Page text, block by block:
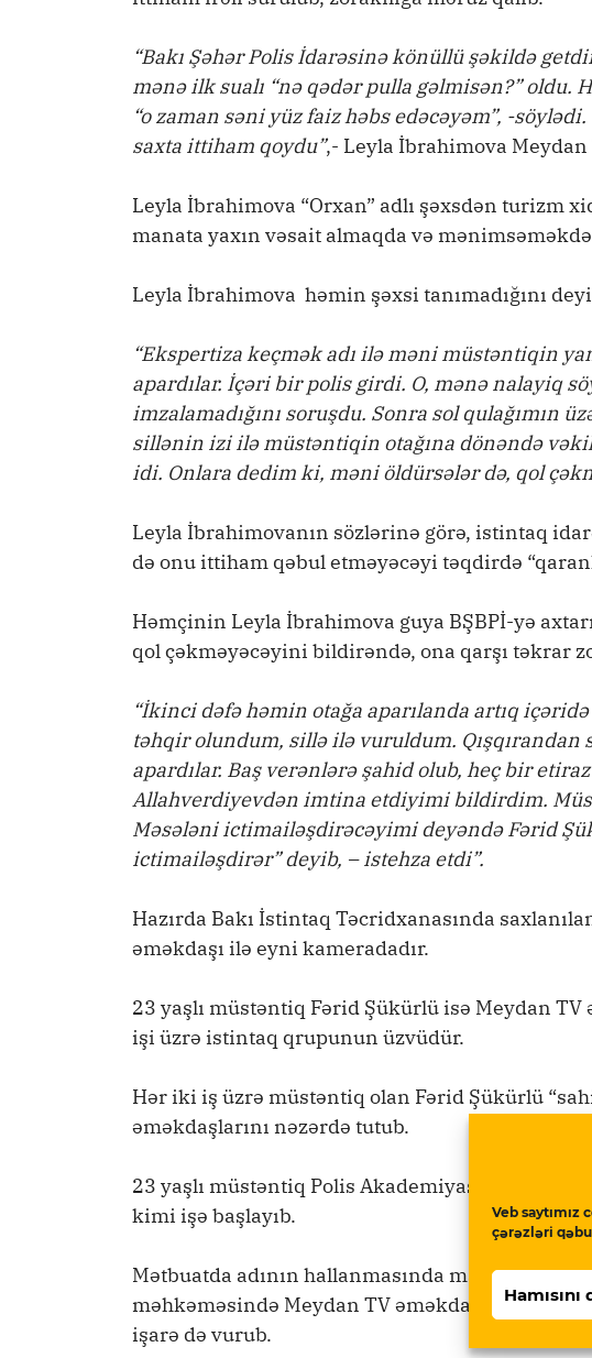
Veb
çərəzləri
“Bakı Şəhər Polis İdarəsinə könüllü şəkildə
mənə ilk sualı “nə qədər pulla gəlmisən?”
“o zaman səni yüz faiz həbs edəcəyəm”, -
saxta ittiham qoydu”,- Leyla İbrahimova Meydan
Leyla İbrahimova “Orxan” adlı şəxsdən turizm
manata yaxın vəsait almaqda və
Leyla İbrahimova həmin şəxsi tanımadığını
“Ekspertiza keçmək adı ilə məni müstəntiqin
apardılar. İçəri bir polis girdi. O, mənə nalayiq
imzalamadığını soruşdu. Sonra sol qulağımın
sillənin izi ilə müstəntiqin otağına dönəndə
idi. Onlara dedim ki, məni öldürsələr də, qol
Leyla İbrahimovanın sözlərinə görə, istintaq
də onu ittiham qəbul etməyəcəyi təqdirdə
Həmçinin Leyla İbrahimova guya BŞBPİ-yə
qol çəkməyəcəyini bildirəndə, ona qarşı təkrar
“İkinci dəfə həmin otağa aparılanda artıq
təhqir olundum, sillə ilə vuruldum. Qışqırandan
apardılar. Baş verənlərə şahid olub, heç bir
Allahverdiyevdən imtina etdiyimi bildirdim.
Məsələni ictimailəşdirəcəyimi deyəndə Fərid
ictimailəşdirər” deyib, – istehza etdi”.
Hazırda Bakı İstintaq Təcridxanasında
əməkdaşı ilə eyni kameradadır.
23 yaşlı müstəntiq Fərid Şükürlü isə Meydan TV
işi üzrə istintaq qrupunun üzvüdür.
Hər iki iş üzrə müstəntiq olan Fərid Şükürlü
əməkdaşlarını nəzərdə tutub.
23 yaşlı müstəntiq Polis Akademiyasını bitirən
kimi işə başlayıb.
Mətbuatda adının hallanmasında maraqlı olan
məhkəməsində Meydan TV əməkdaşına, “siz
işarə də vurub.